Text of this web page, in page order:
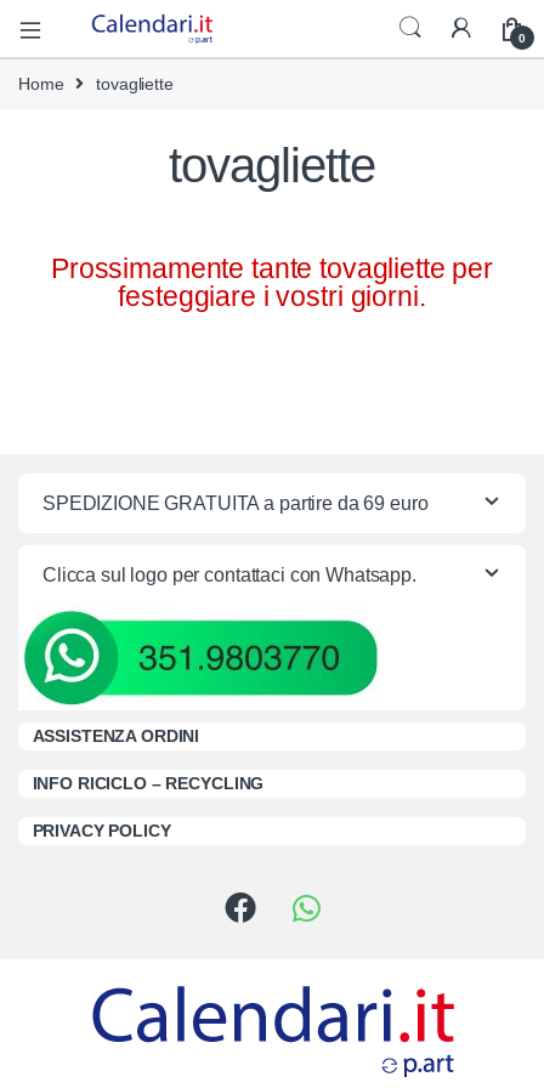
0
Home tovagliette
tovagliette
Prossimamente tante tovagliette per
festeggiare i vostri giorni.
SPEDIZIONE GRATUITA a partire da 69 euro
Clicca sul logo per contattaci con Whatsapp.
ASSISTENZA ORDINI
INFO RICICLO – RECYCLING
PRIVACY POLICY